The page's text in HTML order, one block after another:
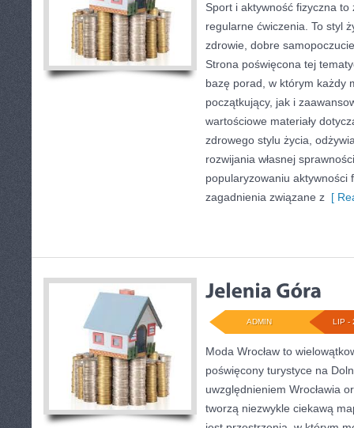
Sport i aktywność fizyczna
regularne ćwiczenia. To styl
zdrowie, dobre
Strona poświęcona tej
bazę porad, w którym każdy
początkujący, jak i
wartościowe materiały
zdrowego stylu życia,
rozwijania własnej
popularyzowaniu aktywności
zagadnienia związane z [
LIP -
ADMIN
Moda Wrocław to
poświęcony turystyce na
uwzględnieniem Wrocławia
tworzą niezwykle ciekawą